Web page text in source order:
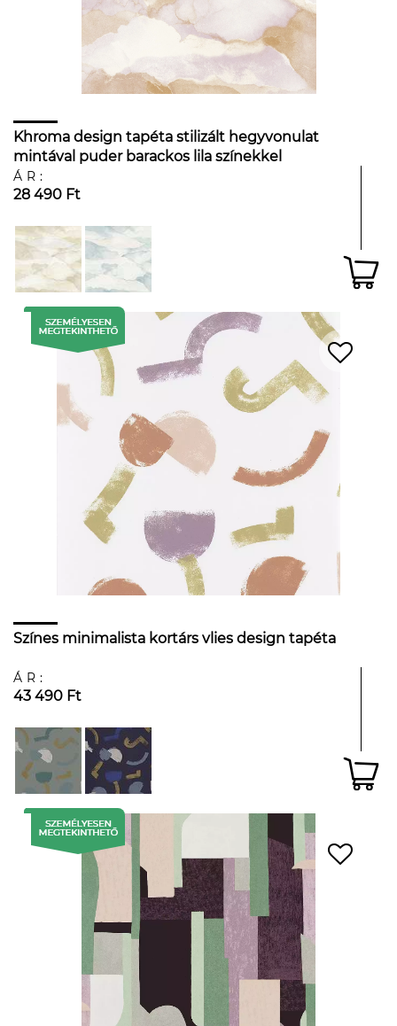
Khroma design tapéta stilizált hegyvonulat
mintával puder barackos lila színekkel
ÁR:
28 490 Ft
Színes minimalista kortárs vlies design tapéta
ÁR:
43 490 Ft